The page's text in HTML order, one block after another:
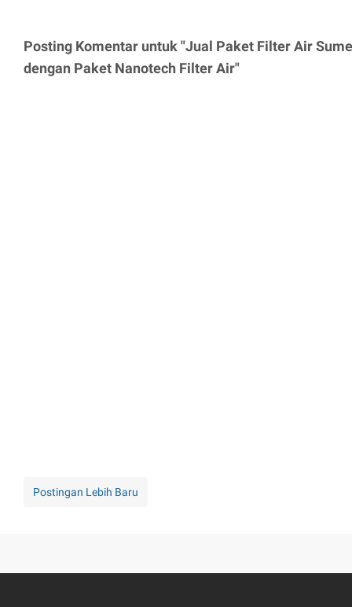
Posting Komentar untuk "Jual Paket Filter Air
dengan Paket Nanotech Filter Air"
Postingan Lebih Baru